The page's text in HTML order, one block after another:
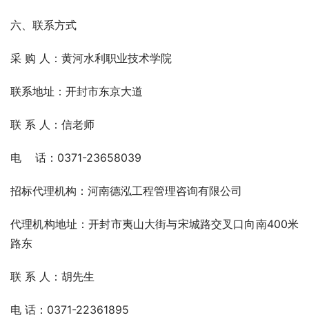
六、联系方式
采 购 人：黄河水利职业技术学院
联系地址：开封市东京大道
联 系 人：信老师
电    话：0371-23658039
招标代理机构：河南德泓工程管理咨询有限公司
代理机构地址：开封市夷山大街与宋城路交叉口向南400米
路东
联 系 人：胡先生
电 话：0371-22361895